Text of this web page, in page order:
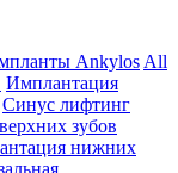
Ankylos All
Имплантация
Синус лифтинг
зубов
нижних